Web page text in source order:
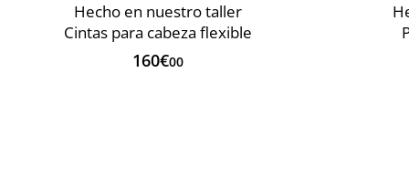
Hecho en nuestro taller
Cintas para cabeza flexible
160€00